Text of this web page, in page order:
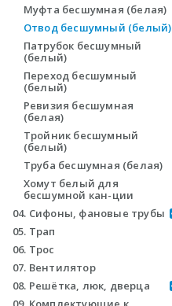
Муфта бесшумная (белая)
Отвод бесшумный (белый)
Патрубок бесшумный
(белый)
Переход бесшумный
(белый)
Ревизия бесшумная
(белая)
Тройник бесшумный
(белый)
Труба бесшумная (белая)
Хомут белый для
бесшумной кан-ции
04. Сифоны, фановые трубы
05. Трап
06. Трос
07. Вентилятор
08. Решётка, люк, дверца